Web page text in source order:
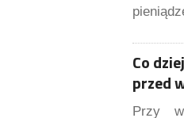
Co
przed
Przy